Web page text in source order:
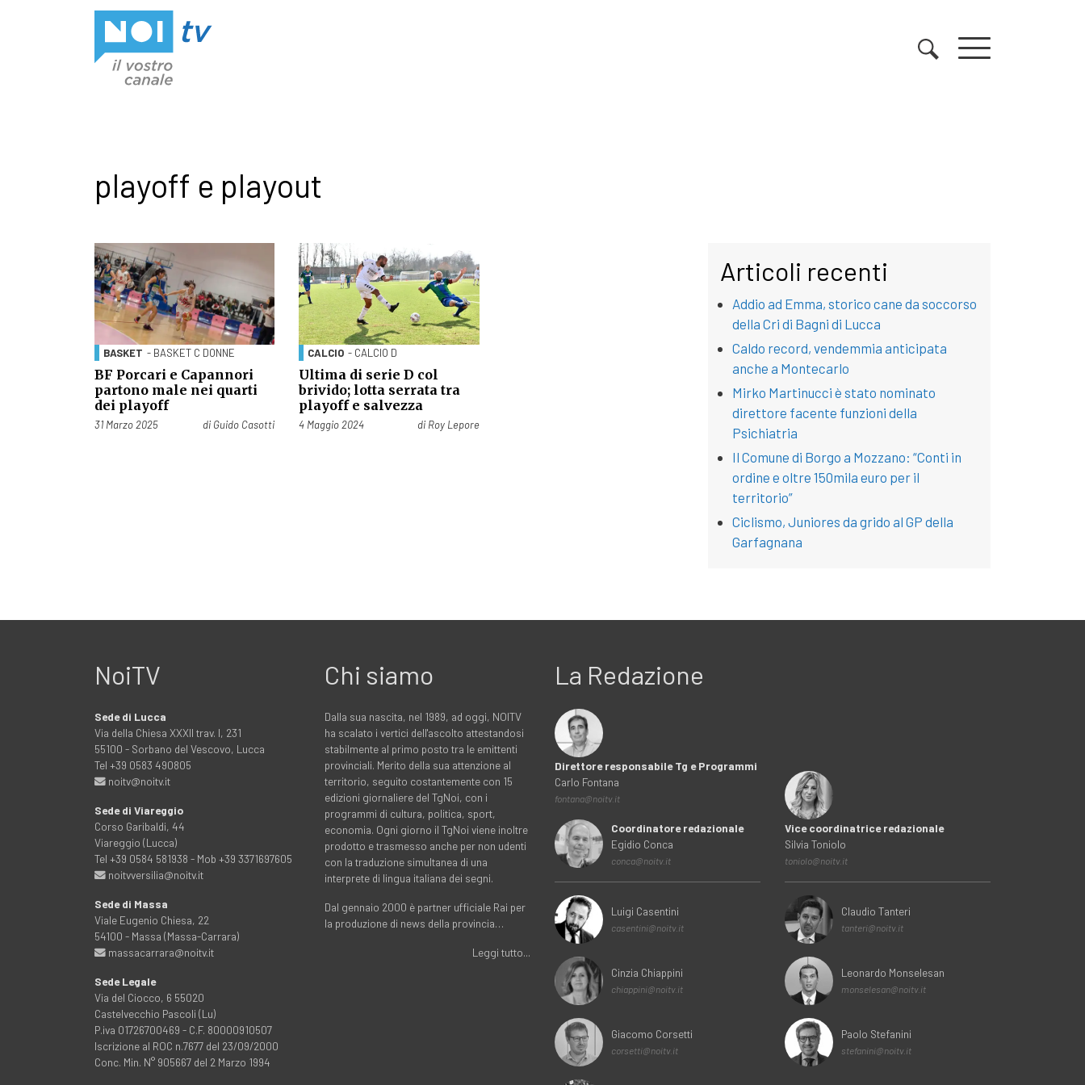
playoff e playout
BASKET - BASKET C DONNE
BF Porcari e Capannori
partono male nei quarti
dei playoff
Pubblicato il
31 Marzo 2025 di Guido Casotti
CALCIO - CALCIO D
Ultima di serie D col
brivido; lotta serrata tra
playoff e salvezza
Pubblicato il
4 Maggio 2024 di Roy Lepore
Articoli recenti
Addio ad Emma, storico cane da soccorso
della Cri di Bagni di Lucca
Caldo record, vendemmia anticipata
anche a Montecarlo
Mirko Martinucci è stato nominato
direttore facente funzioni della
Psichiatria
Il Comune di Borgo a Mozzano: “Conti in
ordine e oltre 150mila euro per il
territorio”
Ciclismo, Juniores da grido al GP della
Garfagnana
NoiTV
Sede di Lucca
Via della Chiesa XXXII trav. I, 231
55100 - Sorbano del Vescovo, Lucca
Tel +39 0583 490805
noitv@noitv.it
Sede di Viareggio
Corso Garibaldi, 44
Viareggio (Lucca)
Tel +39 0584 581938 - Mob +39 3371697605
noitvversilia@noitv.it
Sede di Massa
Viale Eugenio Chiesa, 22
54100 - Massa (Massa-Carrara)
massacarrara@noitv.it
Sede Legale
Via del Ciocco, 6 55020
Castelvecchio Pascoli (Lu)
P.iva 01726700469 - C.F. 80000910507
Iscrizione al ROC n.7677 del 23/09/2000
Conc. Min. N° 905667 del 2 Marzo 1994
Chi siamo
Dalla sua nascita, nel 1989, ad oggi, NOITV
ha scalato i vertici dell'ascolto attestandosi
stabilmente al primo posto tra le emittenti
provinciali. Merito della sua attenzione al
territorio, seguito costantemente con 15
edizioni giornaliere del TgNoi, con i
programmi di cultura, politica, sport,
economia. Ogni giorno il TgNoi viene inoltre
prodotto e trasmesso anche per non udenti
con la traduzione simultanea di una
interprete di lingua italiana dei segni.
Dal gennaio 2000 è partner ufficiale Rai per
la produzione di news della provincia…
Leggi tutto...
La Redazione
Direttore responsabile Tg e Programmi
Carlo Fontana
fontana@noitv.it
Coordinatore redazionale
Egidio Conca
conca@noitv.it
Luigi Casentini
casentini@noitv.it
Cinzia Chiappini
chiappini@noitv.it
Giacomo Corsetti
corsetti@noitv.it
Vice coordinatrice redazionale
Silvia Toniolo
toniolo@noitv.it
Claudio Tanteri
tanteri@noitv.it
Leonardo Monselesan
monselesan@noitv.it
Paolo Stefanini
stefanini@noitv.it